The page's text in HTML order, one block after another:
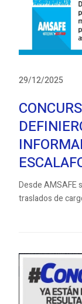
29/12/2025
Desde AMSAFE
traslados de